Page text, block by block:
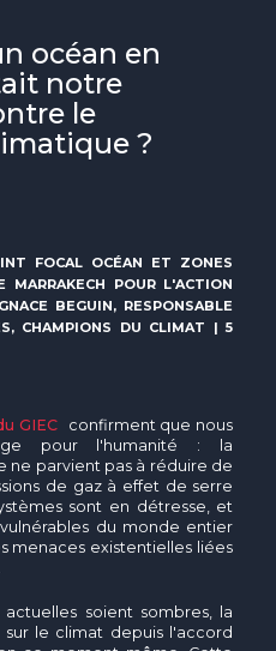
océan en
notre
le
?
FOCAL OCÉAN ET ZONES
MARRAKECH POUR L'ACTION
BEGUIN, RESPONSABLE
CHAMPIONS DU CLIMAT | 5
GIEC
confirment que nous
pour l'humanité : la
ne parvient pas à réduire de
de gaz à effet de serre
sont en détresse, et
du monde entier
menaces existentielles liées
soient sombres, la
le climat depuis l'accord